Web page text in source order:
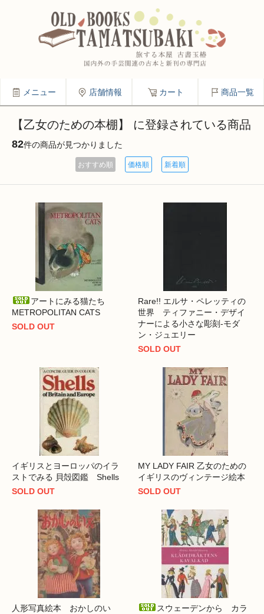
メニュー 店舗情報 カート 商品一覧
【乙女のための本棚】 に登録されている商品
82件の商品が見つかりました
おすすめ順 価格順 新着順
アートにみる猫たち
METROPOLITAN CATS
SOLD OUT
Rare!! エルサ・ペレッティの
世界 ティファニー・デザイ
ナーによる小さな彫刻-モダ
ン・ジュエリー
SOLD OUT
イギリスとヨーロッパのイラ
ストでみる 貝殻図鑑 Shells
SOLD OUT
MY LADY FAIR 乙女のための
イギリスのヴィンテージ絵本
SOLD OUT
人形写真絵本 おかしのい
スウェーデンから カラ